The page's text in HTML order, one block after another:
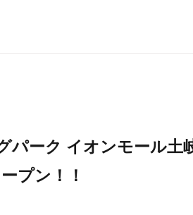
パーク イオンモール土
プン！！